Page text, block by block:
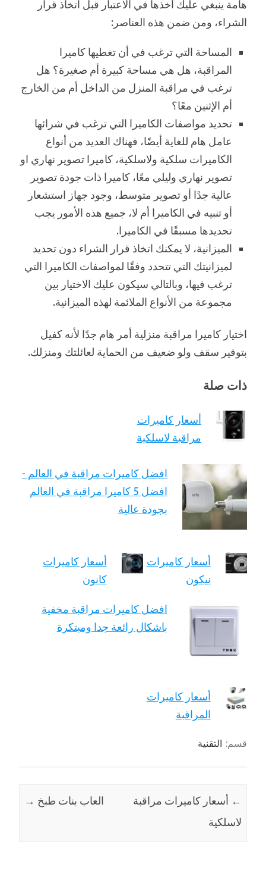
هامة ينبغي عليك أخذها في الاعتبار قبل اتخاذ قرار
الشراء، ومن ضمن هذه العناصر:
المساحة التي ترغب في أن تغطيها كاميرا
المراقبة، هل هي مساحة كبيرة أم صغيرة؟ هل
ترغب في مراقبة المنزل من الداخل أم من الخارج
أم الإثنين معًا؟
تحديد مواصفات الكاميرا التي ترغب في شرائها
عامل هام للغاية أيضًا، فهناك العديد من أنواع
الكاميرات سلكية ولاسلكية، كاميرا تصوير نهاري او
تصوير نهاري وليلي معًا، كاميرا ذات جودة تصوير
عالية جدًا أو تصوير متوسط، وجود جهاز استشعار
أو تنبيه في الكاميرا أم لا، جميع هذه الأمور يجب
تحديدها مسبقًا في الكاميرا.
الميزانية، لا يمكنك اتخاذ قرار الشراء دون تحديد
لميزانيتك التي تتحدد وفقًا لمواصفات الكاميرا التي
ترغب فيها، وبالتالي سيكون عليك الاختيار بين
مجموعة من الأنواع الملائمة لهذه الميزانية.
اختيار كاميرا مراقبة منزلية أمر هام جدًا لأنه كفيل
بتوفير سقف ولو ضعيف من الحماية لعائلتك ومنزلك.
ذات صلة
أسعار كاميرات
مراقبة لاسلكية
افضل كاميرات مراقبة في العالم -
افضل 5 كاميرا مراقبة في العالم
بجودة عالية
أسعار كاميرات
نيكون
أسعار كاميرات
كانون
افضل كاميرات مراقبة مخفية
باشكال رائعة جدا ومبتكرة
أسعار كاميرات
المراقبة
قسم: التقنية
← أسعار كاميرات مراقبة
لاسلكية
العاب بنات طبخ →